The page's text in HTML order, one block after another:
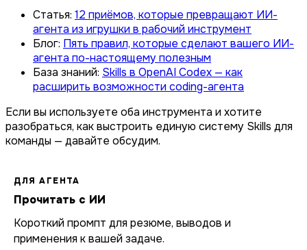
Статья: 12 приёмов, которые превращают ИИ-
агента из игрушки в рабочий инструмент
Блог: Пять правил, которые сделают вашего ИИ-
агента по-настоящему полезным
База знаний: Skills в OpenAI Codex — как
расширить возможности coding-агента
Если вы используете оба инструмента и хотите
разобраться, как выстроить единую систему Skills для
команды — давайте обсудим.
ДЛЯ АГЕНТА
Прочитать с ИИ
Короткий промпт для резюме, выводов и
применения к вашей задаче.